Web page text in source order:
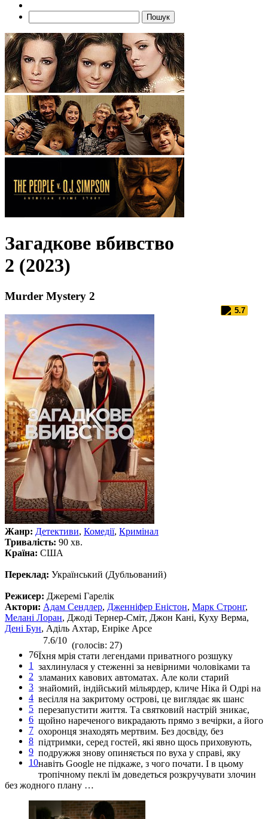
Пошук
Загадкове вбивство
2 (2023)
Murder Mystery 2
5.7
Жанр: Детективи, Комедії, Кримінал
Тривалість: 90 хв.
Країна: США
Переклад: Український (Дубльований)
Режисер: Джеремі Гарелік
Актори: Адам Сендлер, Дженніфер Еністон, Марк Стронг,
Мелані Лоран, Джоді Тернер-Сміт, Джон Кані, Куху Верма,
Дені Бун, Аділь Ахтар, Енріке Арсе
76
1
2
3
4
5
6
7
8
9
10
7.6/10 (голосів: 27)
Їхня мрія стати легендами приватного розшуку
захлинулася у стеженні за невірними чоловіками та
зламаних кавових автоматах. Але коли старий
знайомий, індійський мільярдер, кличе Ніка й Одрі на
весілля на закритому острові, це виглядає як шанс
перезапустити життя. Та святковий настрій зникає,
щойно нареченого викрадають прямо з вечірки, а його
охоронця знаходять мертвим. Без досвіду, без
підтримки, серед гостей, які явно щось приховують,
подружжя знову опиняється по вуха у справі, яку
навіть Google не підкаже, з чого почати. І в цьому
тропічному пеклі їм доведеться розкручувати злочин
без жодного плану …